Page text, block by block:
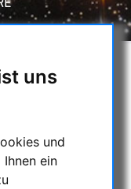
uns
und
ein
&